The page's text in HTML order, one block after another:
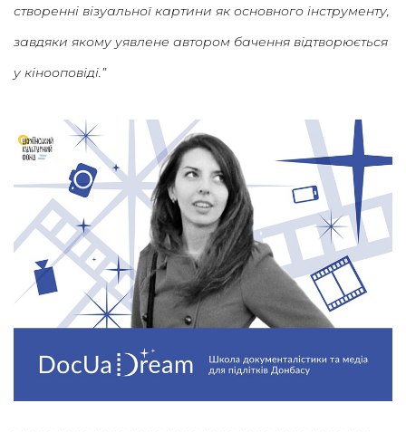
створенні візуальної картини як основного інструменту,
завдяки якому уявлене автором бачення відтворюється
у кінооповіді.”